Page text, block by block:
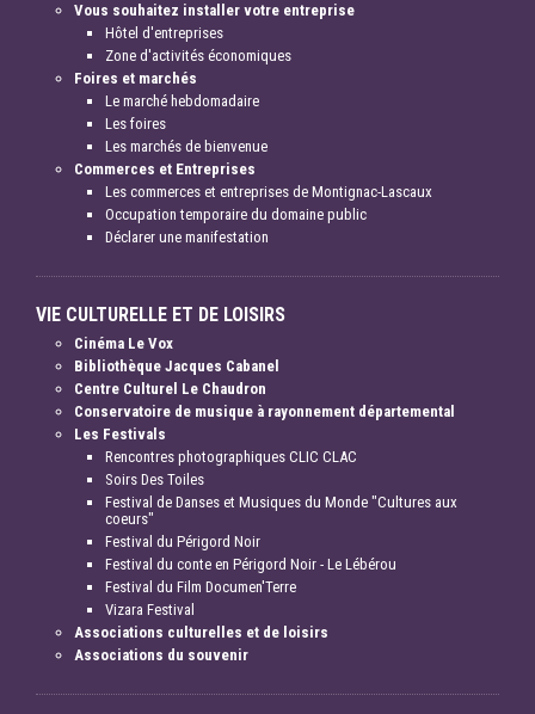
Vous souhaitez installer votre entreprise
Hôtel d'entreprises
Zone d'activités économiques
Foires et marchés
Le marché hebdomadaire
Les foires
Les marchés de bienvenue
Commerces et Entreprises
Les commerces et entreprises de Montignac-Lascaux
Occupation temporaire du domaine public
Déclarer une manifestation
VIE CULTURELLE ET DE LOISIRS
Cinéma Le Vox
Bibliothèque Jacques Cabanel
Centre Culturel Le Chaudron
Conservatoire de musique à rayonnement départemental
Les Festivals
Rencontres photographiques CLIC CLAC
Soirs Des Toiles
Festival de Danses et Musiques du Monde "Cultures aux
coeurs"
Festival du Périgord Noir
Festival du conte en Périgord Noir - Le Lébérou
Festival du Film Documen'Terre
Vizara Festival
Associations culturelles et de loisirs
Associations du souvenir